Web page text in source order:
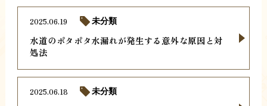
水道のポタポタ水漏れが発生する意外な原因と対
処法
2025.06.19 未分類
2025.06.18 未分類